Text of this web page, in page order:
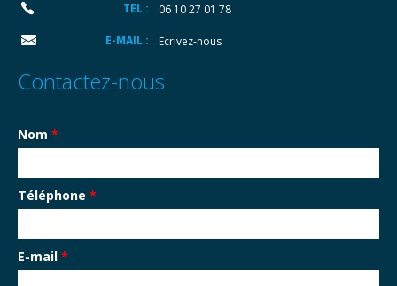
TEL : 06 10 27 01 78
E-MAIL : Ecrivez-nous
Contactez-nous
Nom *
Téléphone *
E-mail *